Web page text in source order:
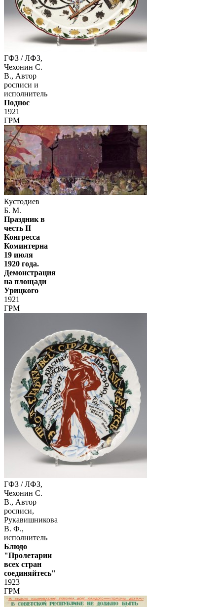
ГФЗ / ЛФЗ,
Чехонин С.
В., Автор
росписи и
исполнитель
Поднос
1921
ГРМ
Кустодиев
Б. М.
Праздник в
честь II
Конгресса
Коминтерна
19 июля
1920 года.
Демонстрация
на площади
Урицкого
1921
ГРМ
ГФЗ / ЛФЗ,
Чехонин С.
В., Автор
росписи,
Рукавишникова
В. Ф.,
исполнитель
Блюдо
"Пролетарии
всех стран
соединяйтесь"
1923
ГРМ